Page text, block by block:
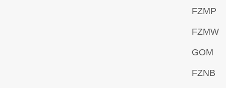
FZMP
FZMW
GOM
FZNB